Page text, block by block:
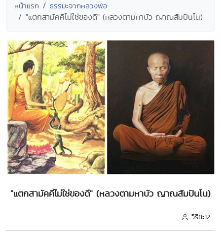
หน้าแรก ธรรมะจากหลวงพ่อ
"แตกสามัคคีไม่ใช่ของดี" (หลวงตามหาบัว ญาณสัมปันโน)
"แตกสามัคคีไม่ใช่ของดี" (หลวงตามหาบัว ญาณสัมปันโน)
วิริยะ12